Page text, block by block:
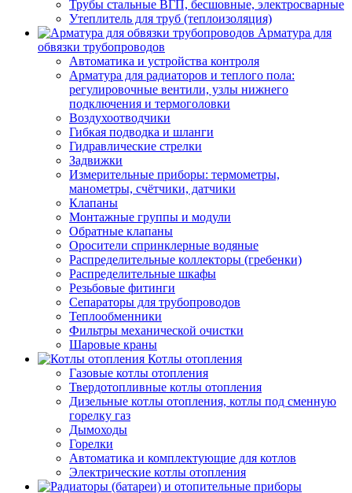
Трубы стальные ВГП, бесшовные, электросварные
Утеплитель для труб (теплоизоляция)
Арматура для
обвязки трубопроводов
Автоматика и устройства контроля
Арматура для радиаторов и теплого пола:
регулировочные вентили, узлы нижнего
подключения и термоголовки
Воздухоотводчики
Гибкая подводка и шланги
Гидравлические стрелки
Задвижки
Измерительные приборы: термометры,
манометры, счётчики, датчики
Клапаны
Монтажные группы и модули
Обратные клапаны
Оросители спринклерные водяные
Распределительные коллекторы (гребенки)
Распределительные шкафы
Резьбовые фитинги
Сепараторы для трубопроводов
Теплообменники
Фильтры механической очистки
Шаровые краны
Котлы отопления
Газовые котлы отопления
Твердотопливные котлы отопления
Дизельные котлы отопления, котлы под сменную
горелку газ
Дымоходы
Горелки
Автоматика и комплектующие для котлов
Электрические котлы отопления